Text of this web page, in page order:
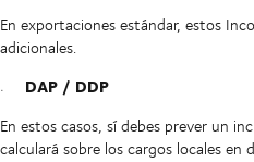
En exportaciones estándar, estos
adicionales.
DAP / DDP
En estos casos, sí debes prever un
calculará sobre los cargos locales en